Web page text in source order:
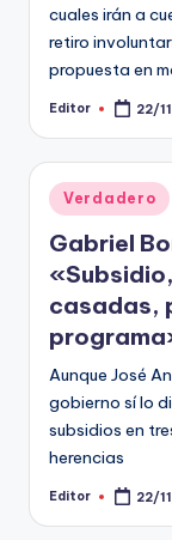
cuales irán a
retiro
propuesta en
Publicado
Editor 22/
Publicado
en
Verdadero
Gabriel
casadas,
Aunque José
gobierno sí lo
subsidios en
herencias
Publicado
Editor 22/